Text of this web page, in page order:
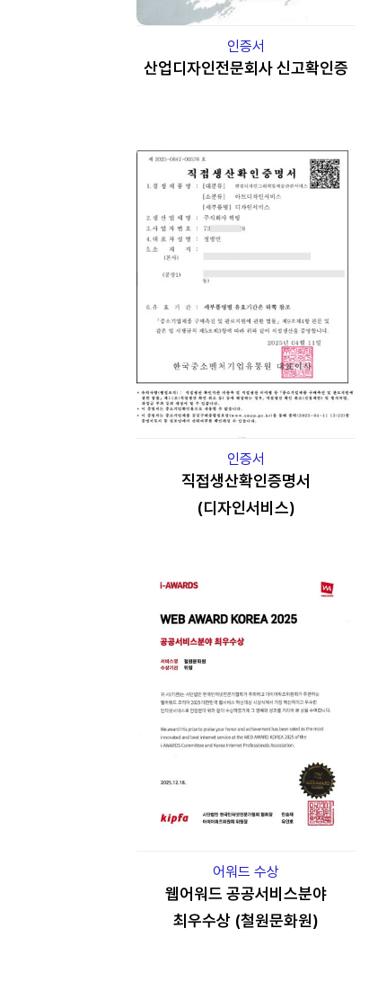
인증서
산업디자인전문회사 신고확인증
인증서
직접생산확인증명서
(디자인서비스)
어워드 수상
웹어워드 공공서비스분야
최우수상 (철원문화원)